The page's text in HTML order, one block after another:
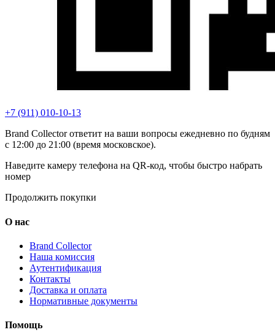
+7 (911) 010-10-13
Brand Collector ответит на ваши вопросы ежедневно по будням
с 12:00 до 21:00 (время московское).
Наведите камеру телефона на QR-код, чтобы быстро набрать
номер
Продолжить покупки
О нас
Brand Collector
Наша комиссия
Аутентификация
Контакты
Доставка и оплата
Нормативные документы
Помощь